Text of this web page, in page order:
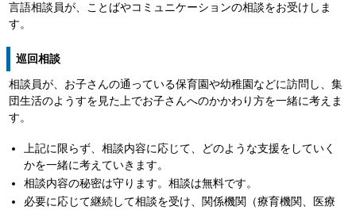
言語相談員が、ことばやコミュニケーションの相談をお受けしま
す。
巡回相談
相談員が、お子さんの通っている保育園や幼稚園などに訪問し、集
団生活のようすを見た上でお子さんへのかかわり方を一緒に考えま
す。
上記に限らず、相談内容に応じて、どのような支援をしていく
かを一緒に考えていきます。
相談内容の秘密は守ります。相談は無料です。
必要に応じて継続して相談を受け、関係機関（療育機関、医療